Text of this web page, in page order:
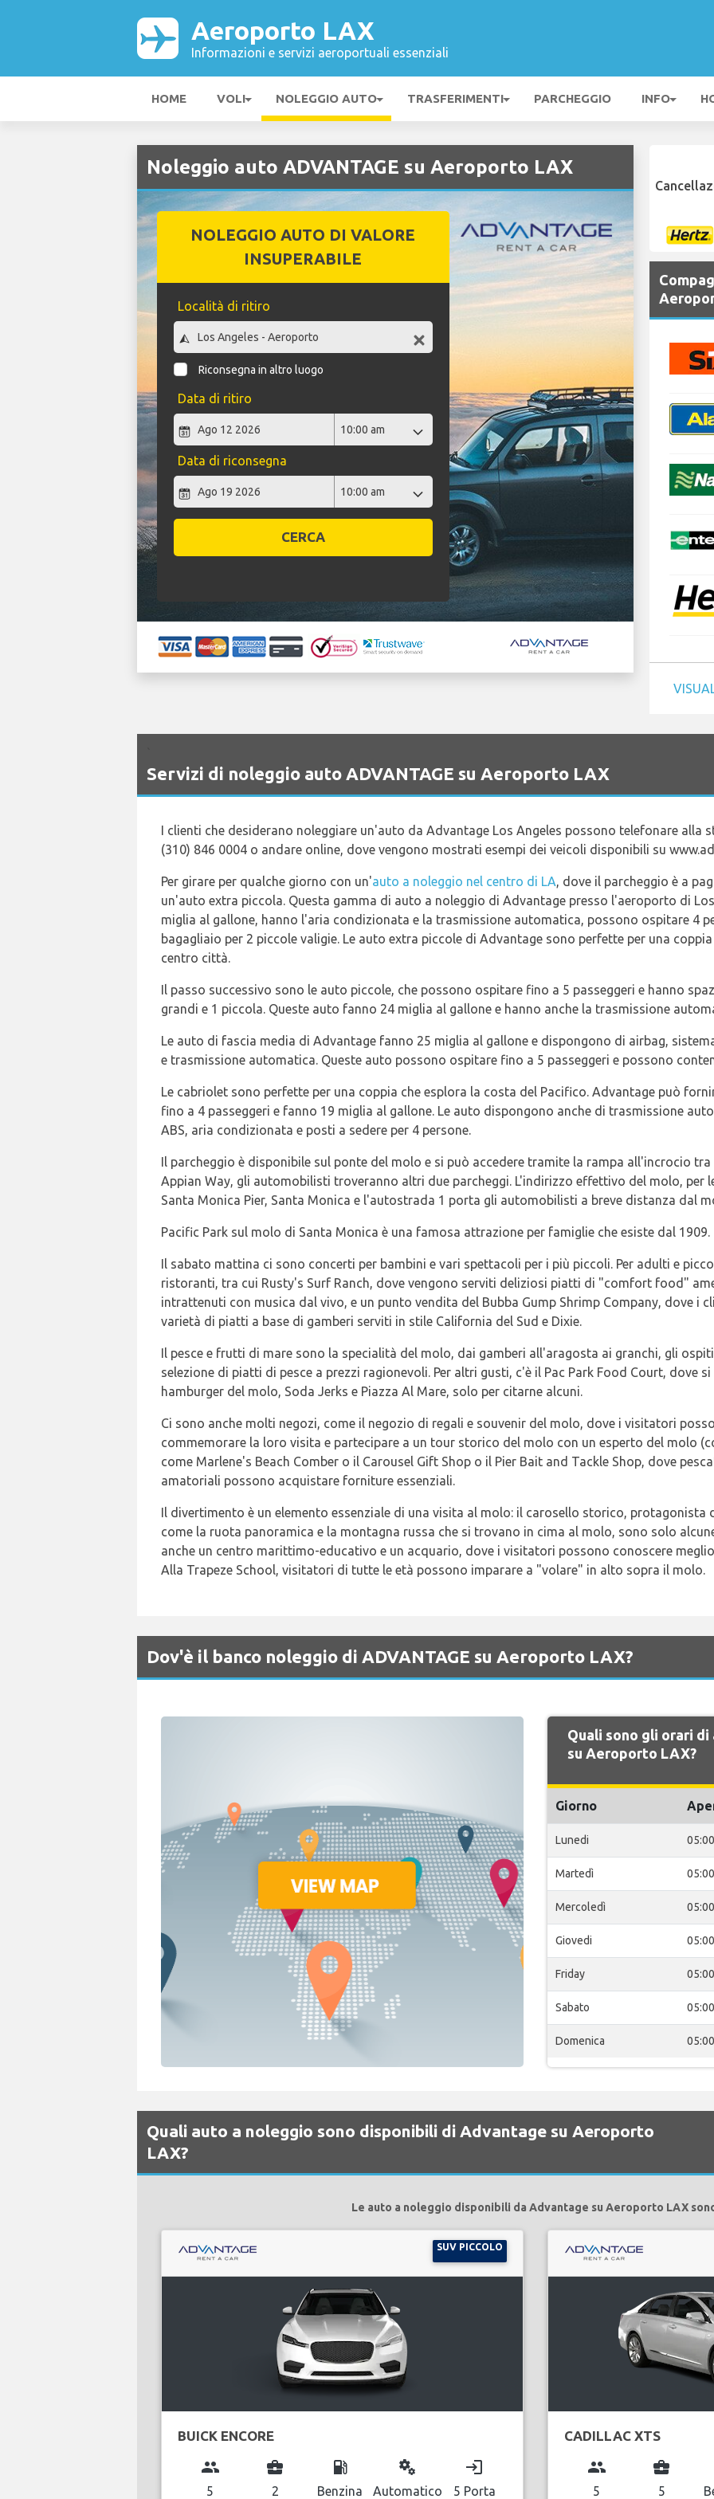
Aeroporto LAX
Informazioni e servizi aeroportuali essenziali
HOME VOLI NOLEGGIO AUTO TRASFERIMENTI PARCHEGGIO INFO
Noleggio auto ADVANTAGE su Aeroporto LAX
NOLEGGIO AUTO DI VALORE
INSUPERABILE
Località di ritiro
Riconsegna in altro luogo
Data di ritiro
Data di riconsegna
CERCA
Servizi di noleggio auto ADVANTAGE su Aeroporto LAX
I clienti che desiderano noleggiare un'auto da Advantage Los Angeles possono telefonare alla
(310) 846 0004 o andare online, dove vengono mostrati esempi dei veicoli disponibili su
Per girare per qualche giorno con un'auto a noleggio nel centro di LA, dove il parcheggio è a
un'auto extra piccola. Questa gamma di auto a noleggio di Advantage presso l'aeroporto di
miglia al gallone, hanno l'aria condizionata e la trasmissione automatica, possono ospitare 4
bagagliaio per 2 piccole valigie. Le auto extra piccole di Advantage sono perfette per una
centro città.
Il passo successivo sono le auto piccole, che possono ospitare fino a 5 passeggeri e hanno
grandi e 1 piccola. Queste auto fanno 24 miglia al gallone e hanno anche la trasmissione
Le auto di fascia media di Advantage fanno 25 miglia al gallone e dispongono di airbag,
e trasmissione automatica. Queste auto possono ospitare fino a 5 passeggeri e possono
Le cabriolet sono perfette per una coppia che esplora la costa del Pacifico. Advantage può
fino a 4 passeggeri e fanno 19 miglia al gallone. Le auto dispongono anche di trasmissione
ABS, aria condizionata e posti a sedere per 4 persone.
Il parcheggio è disponibile sul ponte del molo e si può accedere tramite la rampa all'incrocio tra
Appian Way, gli automobilisti troveranno altri due parcheggi. L'indirizzo effettivo del molo, per
Santa Monica Pier, Santa Monica e l'autostrada 1 porta gli automobilisti a breve distanza dal
Pacific Park sul molo di Santa Monica è una famosa attrazione per famiglie che esiste dal 1909.
Il sabato mattina ci sono concerti per bambini e vari spettacoli per i più piccoli. Per adulti e
ristoranti, tra cui Rusty's Surf Ranch, dove vengono serviti deliziosi piatti di "comfort food"
intrattenuti con musica dal vivo, e un punto vendita del Bubba Gump Shrimp Company, dove i
varietà di piatti a base di gamberi serviti in stile California del Sud e Dixie.
Il pesce e frutti di mare sono la specialità del molo, dai gamberi all'aragosta ai granchi, gli
selezione di piatti di pesce a prezzi ragionevoli. Per altri gusti, c'è il Pac Park Food Court, dove
hamburger del molo, Soda Jerks e Piazza Al Mare, solo per citarne alcuni.
Ci sono anche molti negozi, come il negozio di regali e souvenir del molo, dove i visitatori
commemorare la loro visita e partecipare a un tour storico del molo con un esperto del molo
come Marlene's Beach Comber o il Carousel Gift Shop o il Pier Bait and Tackle Shop, dove
amatoriali possono acquistare forniture essenziali.
Il divertimento è un elemento essenziale di una visita al molo: il carosello storico, protagonista
come la ruota panoramica e la montagna russa che si trovano in cima al molo, sono solo
anche un centro marittimo-educativo e un acquario, dove i visitatori possono conoscere
Alla Trapeze School, visitatori di tutte le età possono imparare a "volare" in alto sopra il molo.
Dov'è il banco noleggio di ADVANTAGE su Aeroporto LAX?
Quali sono gli orari di
su Aeroporto LAX?
Giorno
Lunedi 05:00
Martedì 05:00
Mercoledì 05:00
Giovedi 05:00
Friday 05:00
Sabato 05:00
Domenica 05:00
Quali auto a noleggio sono disponibili di Advantage su Aeroporto
LAX?
Le auto a noleggio disponibili da Advantage su Aeroporto LAX
SUV PICCOLO
BUICK ENCORE
group
5
business_center
2
local_gas_station
Benzina
miscellaneous_services
Automatico
login
5 Porta
CADILLAC XTS
group
5
business_center
5